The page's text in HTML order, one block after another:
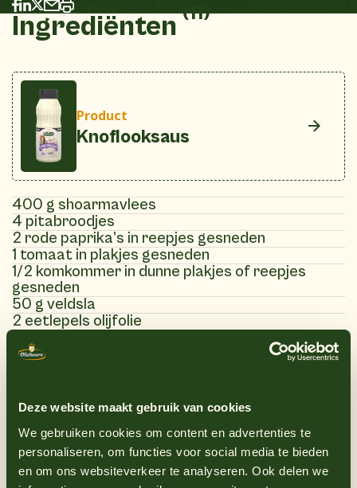
Deze website maakt gebruik van cookies
We gebruiken cookies om content en advertenties te
personaliseren, om functies voor social media te bieden
en om ons websiteverkeer te analyseren. Ook delen we
Ingrediënten (11)
Product
Knoflooksaus
400 g shoarmavlees
4 pitabroodjes
2 rode paprika’s in reepjes gesneden
1 tomaat in plakjes gesneden
1/2 komkommer in dunne plakjes of reepjes
gesneden
50 g veldsla
2 eetlepels olijfolie
1 rode ui
Instructies(8)